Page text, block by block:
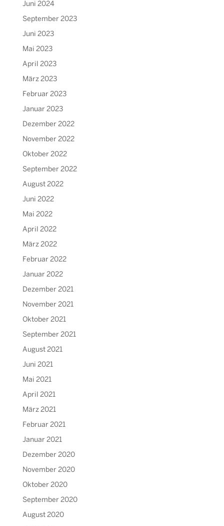
Juni 2024
September 2023
Juni 2023
Mai 2023
April 2023
März 2023
Februar 2023
Januar 2023
Dezember 2022
November 2022
Oktober 2022
September 2022
August 2022
Juni 2022
Mai 2022
April 2022
März 2022
Februar 2022
Januar 2022
Dezember 2021
November 2021
Oktober 2021
September 2021
August 2021
Juni 2021
Mai 2021
April 2021
März 2021
Februar 2021
Januar 2021
Dezember 2020
November 2020
Oktober 2020
September 2020
August 2020